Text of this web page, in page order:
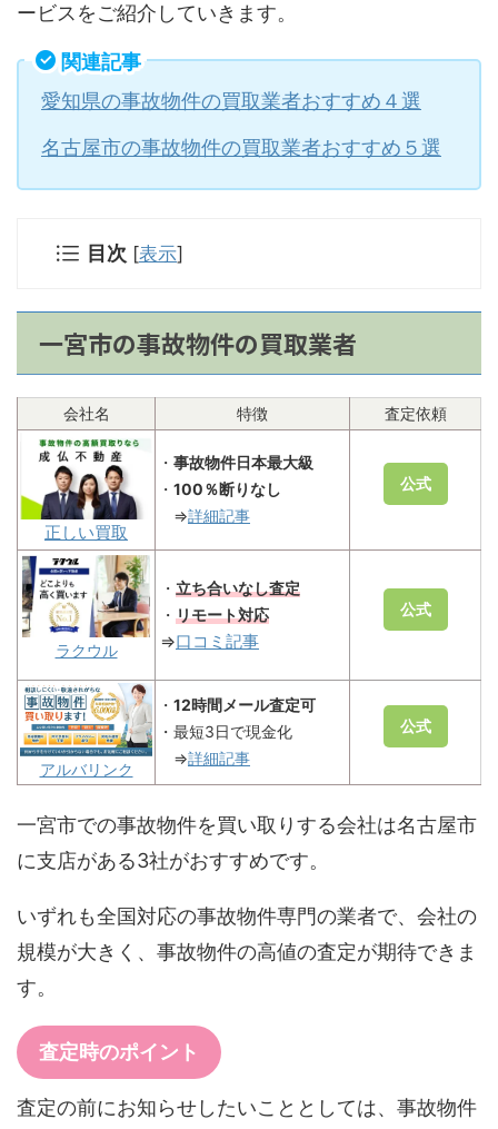
ービスをご紹介していきます。
関連記事
愛知県の事故物件の買取業者おすすめ４選
名古屋市の事故物件の買取業者おすすめ５選
目次 [表示]
一宮市の事故物件の買取業者
会社名 特徴 査定依頼
正しい買取
・ 事故物件日本最大級
・ 100％断りなし
⇒詳細記事
公式
ラクウル
・ 立ち合いなし査定
・ リモート対応
⇒口コミ 記事
公式
アルバリンク
・ 12時間メール査定可
・最短3日で現金化
⇒詳細記事
公式
一宮市での事故物件を買い取りする会社は名古屋市
に支店がある3社がおすすめです。
いずれも全国対応の事故物件専門の業者で、会社の
規模が大きく、事故物件の高値の査定が期待できま
す。
査定時のポイント
査定の前にお知らせしたいこととしては、事故物件